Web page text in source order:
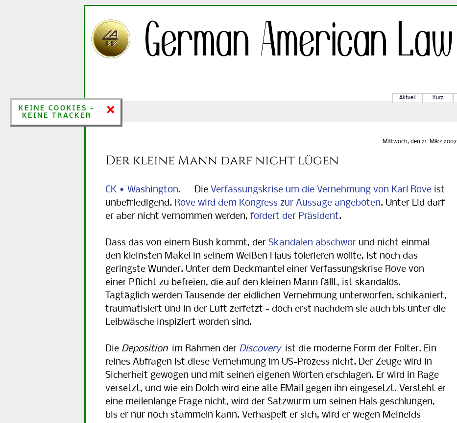
×
KEINE COOKIES &
KEINE TRACKER
Aktuell Kurz
Mittwoch, den 21. März 2007
Der kleine Mann darf nicht lügen
CK • Washington. Die Verfassungskrise um die Vernehmung von Karl Rove ist
unbefriedigend. Rove wird dem Kongress zur Aussage angeboten. Unter Eid darf
er aber nicht vernommen werden, fordert der Präsident.
Dass das von einem Bush kommt, der Skandalen abschwor und nicht einmal
den kleinsten Makel in seinem Weißen Haus tolerieren wollte, ist noch das
geringste Wunder. Unter dem Deckmantel einer Verfassungskrise Rove von
einer Pflicht zu befreien, die auf den kleinen Mann fällt, ist skandalös.
Tagtäglich werden Tausende der eidlichen Vernehmung unterworfen, schikaniert,
traumatisiert und in der Luft zerfetzt - doch erst nachdem sie auch bis unter die
Leibwäsche inspiziert worden sind.
Die Deposition im Rahmen der Discovery ist die moderne Form der Folter. Ein
reines Abfragen ist diese Vernehmung im US-Prozess nicht. Der Zeuge wird in
Sicherheit gewogen und mit seinen eigenen Worten erschlagen. Er wird in Rage
versetzt, und wie ein Dolch wird eine alte EMail gegen ihn eingesetzt. Versteht er
eine meilenlange Frage nicht, wird der Satzwurm um seinen Hals geschlungen,
bis er nur noch stammeln kann. Verhaspelt er sich, wird er wegen Meineids
×
KEINE COOKIES -
KEINE TRACKER